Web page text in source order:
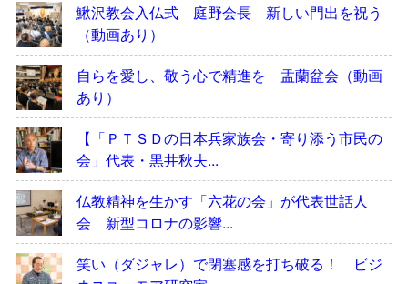
鰍沢教会入仏式 庭野会長 新しい門出を祝う
（動画あり）
自らを愛し、敬う心で精進を 盂蘭盆会（動画
あり）
【「ＰＴＳＤの日本兵家族会・寄り添う市民の
会」代表・黒井秋夫...
仏教精神を生かす「六花の会」が代表世話人
会 新型コロナの影響...
笑い（ダジャレ）で閉塞感を打ち破る！ ビジ